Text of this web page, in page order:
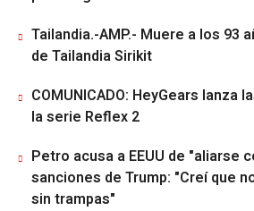
Tailandia.-AMP.- Muere a los 93
de Tailandia Sirikit
COMUNICADO: HeyGears lanza
la serie Reflex 2
Petro acusa a EEUU de "aliarse
sanciones de Trump: "Creí que
sin trampas"